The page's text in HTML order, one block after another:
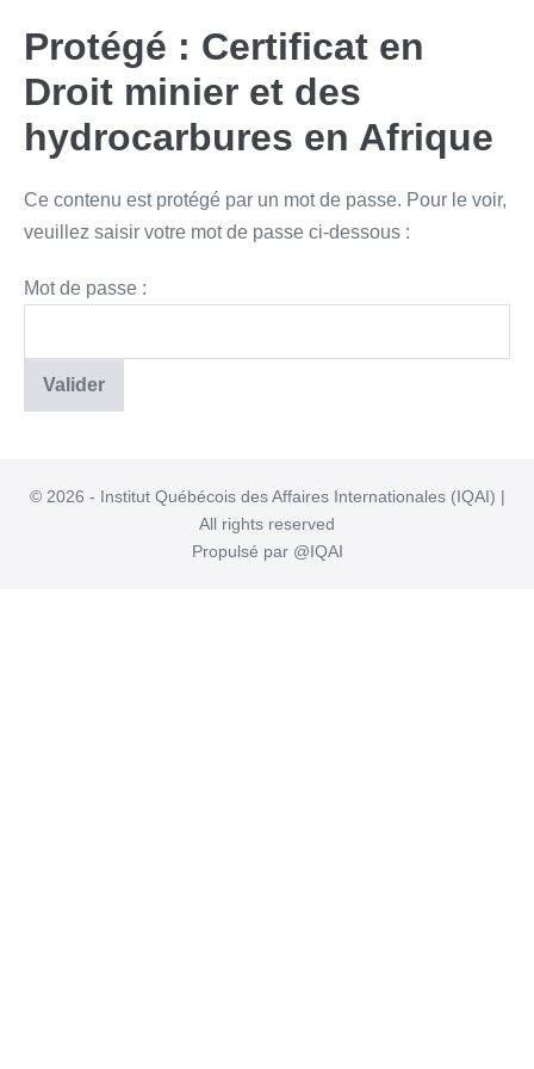
Protégé : Certificat en
Droit minier et des
hydrocarbures en Afrique
Ce contenu est protégé par un mot de passe. Pour le voir,
veuillez saisir votre mot de passe ci-dessous :
Mot de passe :
© 2026 - Institut Québécois des Affaires Internationales (IQAI) |
All rights reserved
Propulsé par @IQAI